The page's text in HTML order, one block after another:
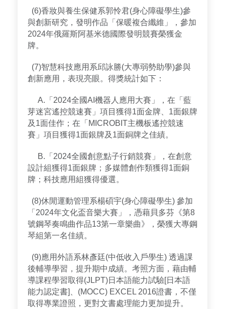
(6)香妝與養生保健系郭怜君(身心障礙學生)參
與創新研究，發明作品「保暖複合纖維」，參加
2024年俄羅斯阿基米德國際發明競賽榮獲金
牌。
(7)智慧科技應用系邱詠勝(大專弱勢助學)參與
創新應用，表現亮眼。得獎統計如下：
A.「2024全國AI機器人應用大賽」，在「藍
芽迷宮遙控競速賽」項目獲得1面金牌、1面銀牌
及1面佳作；在「MICROBIT主機板遙控競速
賽」項目獲得1面銀牌及1面銅牌之佳績。
B.「2024全國創意點子行銷競賽」，在創意
設計組獲得1面銀牌；多媒體創作類獲得1面銅
牌；科技應用組獲得優選。
(8)休閒運動管理系楊碩宇(身心障礙學生) 參加
「2024年文化盃音樂大賽」，憑藉貝多芬《第8
號鋼琴奏鳴曲作品13第一章樂曲》，榮獲大專鋼
琴組第一名佳績。
(9)應用外語系林彥廷(中低收入戶學生) 透過課
後輔導學習，提升期中成績。考照方面，藉由輔
導課程學習取得(JLPT)日本語能力試驗[日本語
能力認定書]、(MOCC) EXCEL 2016證書，不僅
取得專業證照，更對文書處理能力更加提升。